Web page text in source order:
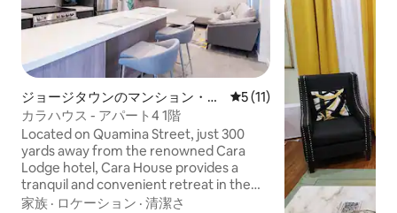
ジョージタウンのマンション・ア
パート
レビュー11件、5つ星中5つ
5 (11)
カラハウス - アパート4 1階
Located on Quamina Street, just 300
yards away from the renowned Cara
Lodge hotel, Cara House provides a
tranquil and convenient retreat in the
vibrant capital city. Our prime location
家族 · ロケーション · 清潔さ